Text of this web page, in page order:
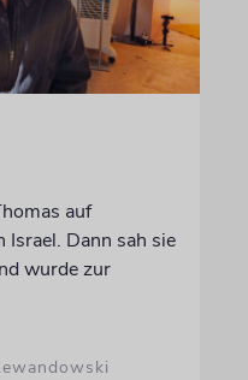
auf
Israel. Dann sah sie
wurde zur